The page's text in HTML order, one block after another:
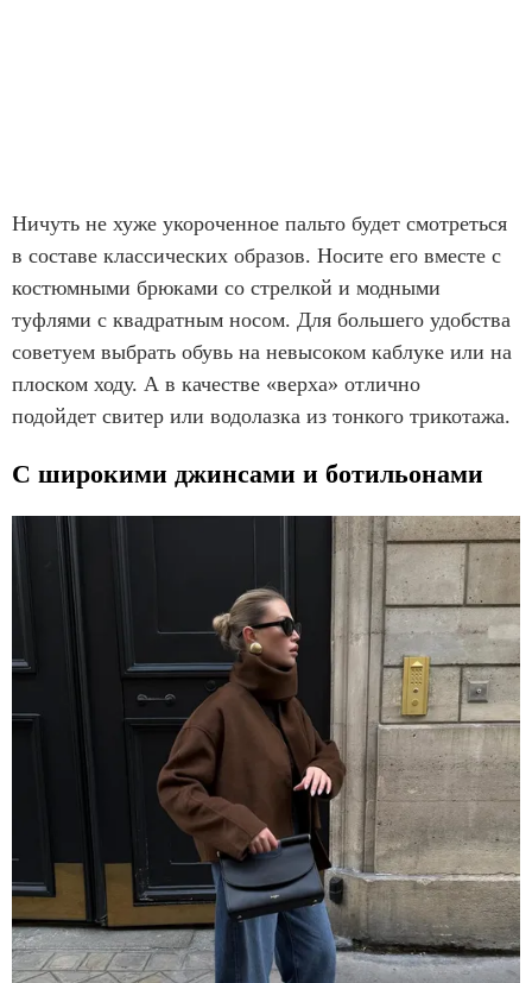
Ничуть не хуже укороченное пальто будет смотреться
в составе классических образов. Носите его вместе с
костюмными брюками со стрелкой и модными
туфлями с квадратным носом. Для большего удобства
советуем выбрать обувь на невысоком каблуке или на
плоском ходу. А в качестве «верха» отлично
подойдет свитер или водолазка из тонкого трикотажа.
С широкими джинсами и ботильонами